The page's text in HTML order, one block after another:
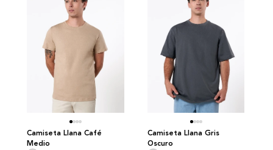
Camiseta Llana Café
Medio
Camiseta Llana Gris
Oscuro